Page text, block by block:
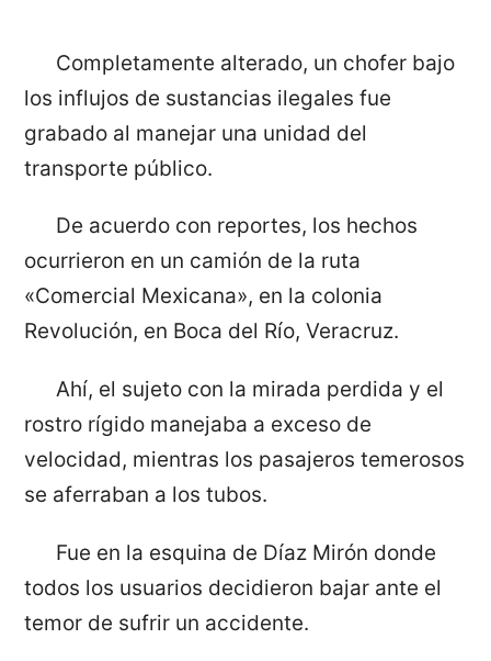
Completamente alterado, un chofer bajo
los influjos de sustancias ilegales fue
grabado al manejar una unidad del
transporte público.
De acuerdo con reportes, los hechos
ocurrieron en un camión de la ruta
«Comercial Mexicana», en la colonia
Revolución, en Boca del Río, Veracruz.
Ahí, el sujeto con la mirada perdida y el
rostro rígido manejaba a exceso de
velocidad, mientras los pasajeros temerosos
se aferraban a los tubos.
Fue en la esquina de Díaz Mirón donde
todos los usuarios decidieron bajar ante el
temor de sufrir un accidente.